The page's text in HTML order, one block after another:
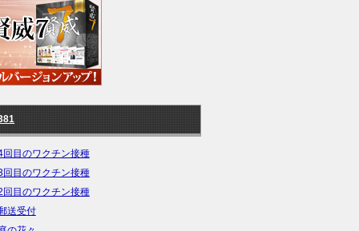
回目のワクチン接種
回目のワクチン接種
回目のワクチン接種
送受付